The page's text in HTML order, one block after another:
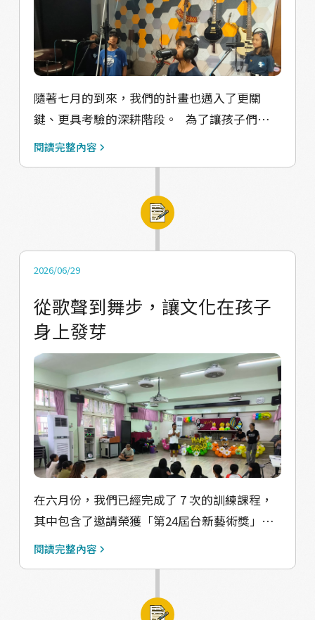
隨著七月的到來，我們的計畫也邁入了更關
鍵、更具考驗的深耕階段。 為了讓孩子們在接
下來的表演與比賽中能夠理解其中的重要信，
音室，親自錄製屬於我們水源舞蹈隊的古調表
演/比賽音樂。對孩子們來說，這是人生中第一
一開始有些緊張，但當音樂響起，孩子們純粹
(沒錯，他們邊唱邊在狹小的錄音室裡面跳族舞
xD) 讓我們深深相信，這股自信將會陪伴他們
走上更大的舞台。 水源舞蹈隊第一期的活動展
演安排在9月5日，舞台呈現的籌備工作也正在
全面啟動中。我們開始尋找適合孩子們的表演
服裝，並在近期的舞蹈編排中，加入了視覺道
具，希望能讓接下來的展演更加精采、具有文
化張力，進而讓部落看到孩子們藉由舞到，轉
換出不一樣的自己。 但是，計畫的推進並非一
路順遂，我們也面臨了許多考驗。由於部落家
長工作忙碌，平時不易接聽電話，孩子們也常
因家庭安排無法全數到齊。為突破溝通障礙，
時且公開；對於排練結束後因家長忙碌而無法
閱讀完整內容
2026/06/29
從歌聲到舞步，讓文化在孩子
身上發芽
在六月份，我們已經完成了 7 次的訓練課程，
其中包含了邀請榮獲「第24屆台新藝術獎」的
花蓮在地當代舞團 “Tai身體劇場”來帶領孩子
子們練習發聲、數節拍，和如何將聲音穩定且
閱讀完整內容